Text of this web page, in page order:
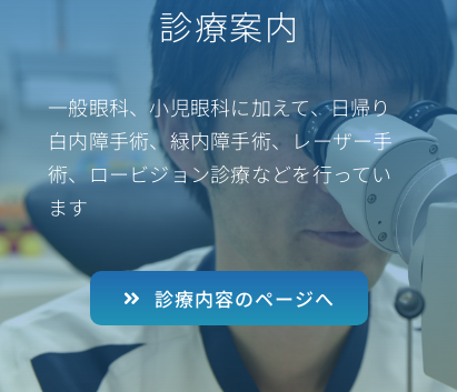
診療案内
一般眼科、小児眼科に加えて、日帰り
白内障手術、緑内障手術、レーザー手
術、ロービジョン診療などを行ってい
ます
診療内容のページへ